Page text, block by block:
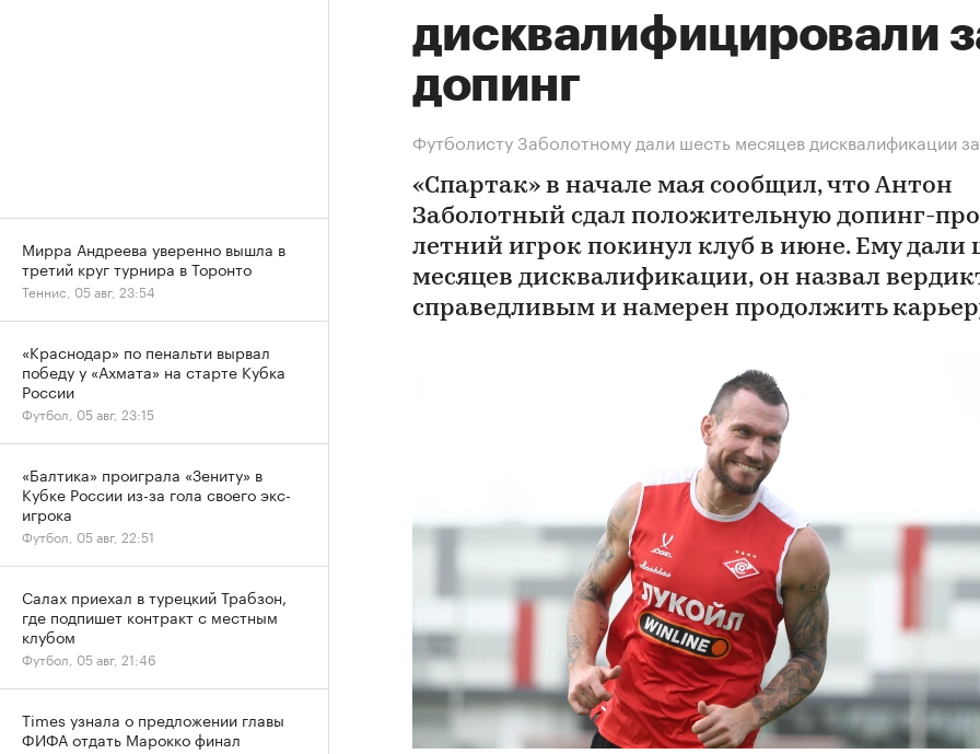
дисквалифицировали
допинг
Футболисту Заболотному дали шесть месяцев дисквалификации
«Спартак» в начале мая сообщил, что Антон
Заболотный сдал положительную допинг-
летний игрок покинул клуб в июне. Ему дали
месяцев дисквалификации, он назвал
справедливым и намерен продолжить
Мирра Андреева уверенно вышла в
третий круг турнира в Торонто
Теннис, 05 авг, 23:54
«Краснодар» по пенальти вырвал
победу у «Ахмата» на старте Кубка
России
Футбол, 05 авг, 23:15
«Балтика» проиграла «Зениту» в
Кубке России из-за гола своего экс-
игрока
Футбол, 05 авг, 22:51
Салах приехал в турецкий Трабзон,
где подпишет контракт с местным
клубом
Футбол, 05 авг, 21:46
Times узнала о предложении главы
ФИФА отдать Марокко финал